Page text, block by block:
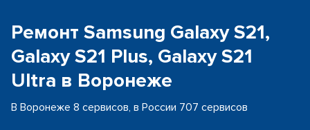
Ремонт Samsung Galaxy S21,
Galaxy S21 Plus, Galaxy S21
Ultra в Воронеже
В Воронеже 8 сервисов, в России 707 сервисов